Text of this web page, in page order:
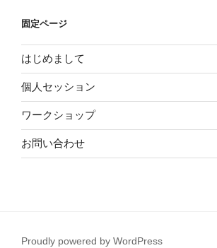
固定ページ
はじめまして
個人セッション
ワークショップ
お問い合わせ
Proudly powered by WordPress